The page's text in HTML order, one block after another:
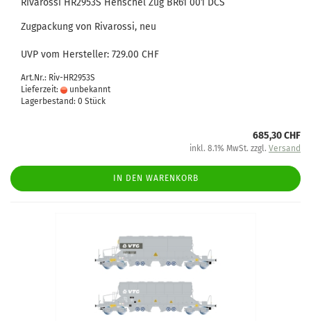
Rivarossi HR2953S Henschel Zug BR61 001 DCS
Zugpackung von Rivarossi, neu
UVP vom Hersteller: 729.00 CHF
Art.Nr.: Riv-HR2953S
Lieferzeit:
unbekannt
Lagerbestand: 0 Stück
685,30 CHF
inkl. 8.1% MwSt. zzgl. Versand
IN DEN WARENKORB